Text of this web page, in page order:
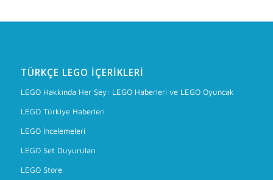
TÜRKÇE LEGO İÇERIKLERI
LEGO Hakkında Her Şey: LEGO Haberleri ve LEGO Oyuncak
LEGO Türkiye Haberleri
LEGO İncelemeleri
LEGO Set Duyuruları
LEGO Store